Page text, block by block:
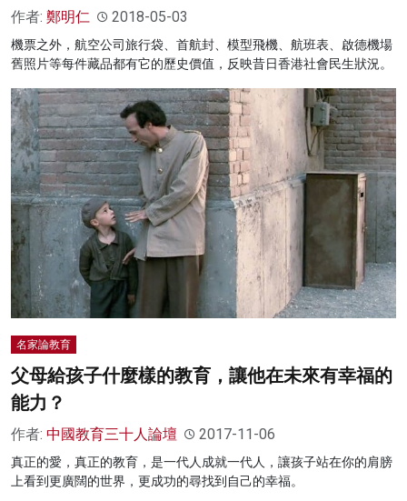
作者: 鄭明仁 2018-05-03
機票之外，航空公司旅行袋、首航封、模型飛機、航班表、啟德機場
舊照片等每件藏品都有它的歷史價值，反映昔日香港社會民生狀況。
名家論教育
父母給孩子什麼樣的教育，讓他在未來有幸福的
能力？
作者: 中國教育三十人論壇 2017-11-06
真正的愛，真正的教育，是一代人成就一代人，讓孩子站在你的肩膀
上看到更廣闊的世界，更成功的尋找到自己的幸福。